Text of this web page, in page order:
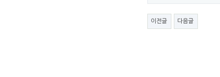
이전글 다음글